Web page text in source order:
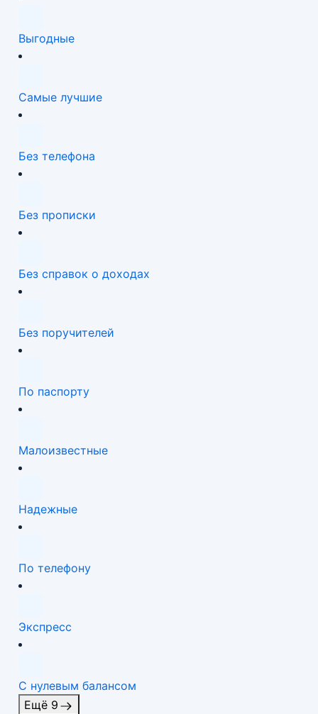
Выгодные
Самые лучшие
Без телефона
Без прописки
Без справок о доходах
Без поручителей
По паспорту
Малоизвестные
Надежные
По телефону
Экспресс
С нулевым балансом
Ещё 9